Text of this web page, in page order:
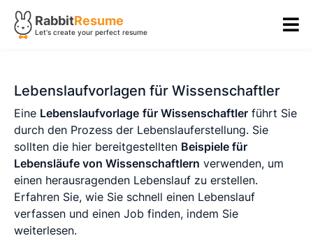
RabbitResume
Let's create your perfect resume
Lebenslaufvorlagen für Wissenschaftler
Eine Lebenslaufvorlage für Wissenschaftler führt Sie
durch den Prozess der Lebenslauferstellung. Sie
sollten die hier bereitgestellten Beispiele für
Lebensläufe von Wissenschaftlern verwenden, um
einen herausragenden Lebenslauf zu erstellen.
Erfahren Sie, wie Sie schnell einen Lebenslauf
verfassen und einen Job finden, indem Sie
weiterlesen.